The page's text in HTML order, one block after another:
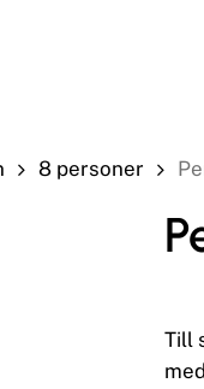
8 personer
Till